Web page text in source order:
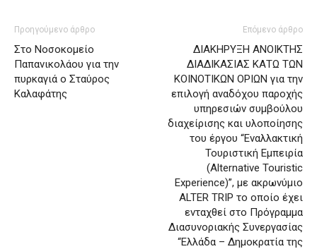
Προηγούμενο άρθρο
Στο Νοσοκομείο
Παπανικολάου για την
πυρκαγιά ο Σταύρος
Καλαφάτης
Επόμενο άρθρο
ΔΙΑΚΗΡΥΞΗ ΑΝΟΙΚΤΗΣ
ΔΙΑΔΙΚΑΣΙΑΣ ΚΑΤΩ ΤΩΝ
ΚΟΙΝΟΤΙΚΩΝ ΟΡΙΩΝ για την
επιλογή αναδόχου παροχής
υπηρεσιών συμβούλου
διαχείρισης και υλοποίησης
του έργου “Εναλλακτική
Τουριστική Εμπειρία
(Alternative Touristic
Experience)”, με ακρωνύμιο
ALTER TRIP το οποίο έχει
ενταχθεί στο Πρόγραμμα
Διασυνοριακής Συνεργασίας
“Ελλάδα – Δημοκρατία της